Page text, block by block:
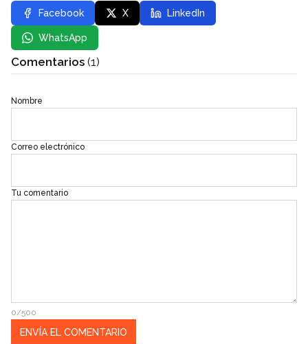
Facebook X LinkedIn
WhatsApp
Comentarios (1)
Nombre
Correo electrónico
Tu comentario
0/500